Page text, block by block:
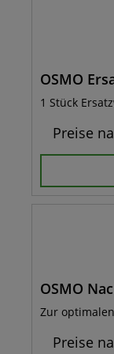
OSMO
1 Stück
Preise
OSMO
Zur
Preise